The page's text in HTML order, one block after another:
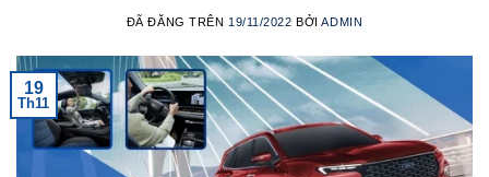
ĐÃ ĐĂNG TRÊN 19/11/2022 BỞIADMIN
19
Th11